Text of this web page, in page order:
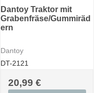
Dantoy Traktor mit
Grabenfräse/Gummiräd
ern
Dantoy
DT-2121
20,99 €